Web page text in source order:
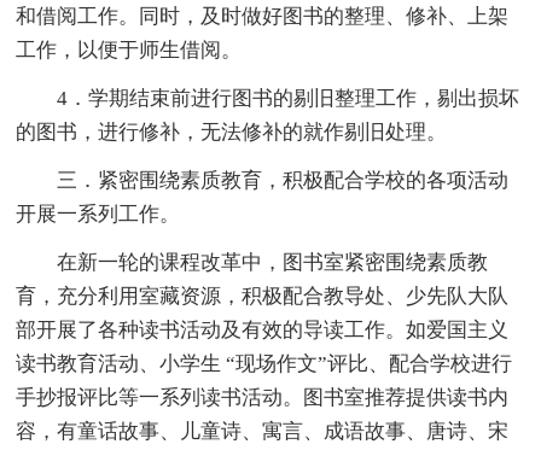
和借阅工作。同时，及时做好图书的整理、修补、上架
工作，以便于师生借阅。
4．学期结束前进行图书的剔旧整理工作，剔出损坏
的图书，进行修补，无法修补的就作剔旧处理。
三．紧密围绕素质教育，积极配合学校的各项活动
开展一系列工作。
在新一轮的课程改革中，图书室紧密围绕素质教
育，充分利用室藏资源，积极配合教导处、少先队大队
部开展了各种读书活动及有效的导读工作。如爱国主义
读书教育活动、小学生 “现场作文”评比、配合学校进行
手抄报评比等一系列读书活动。图书室推荐提供读书内
容，有童话故事、儿童诗、寓言、成语故事、唐诗、宋